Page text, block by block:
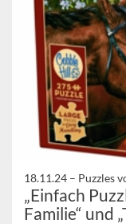
18.11.24 – Puzzles
„Einfach
Familie“ und